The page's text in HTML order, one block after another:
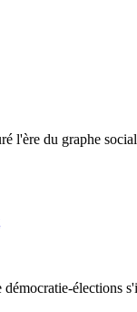
l'ère du graphe
élections